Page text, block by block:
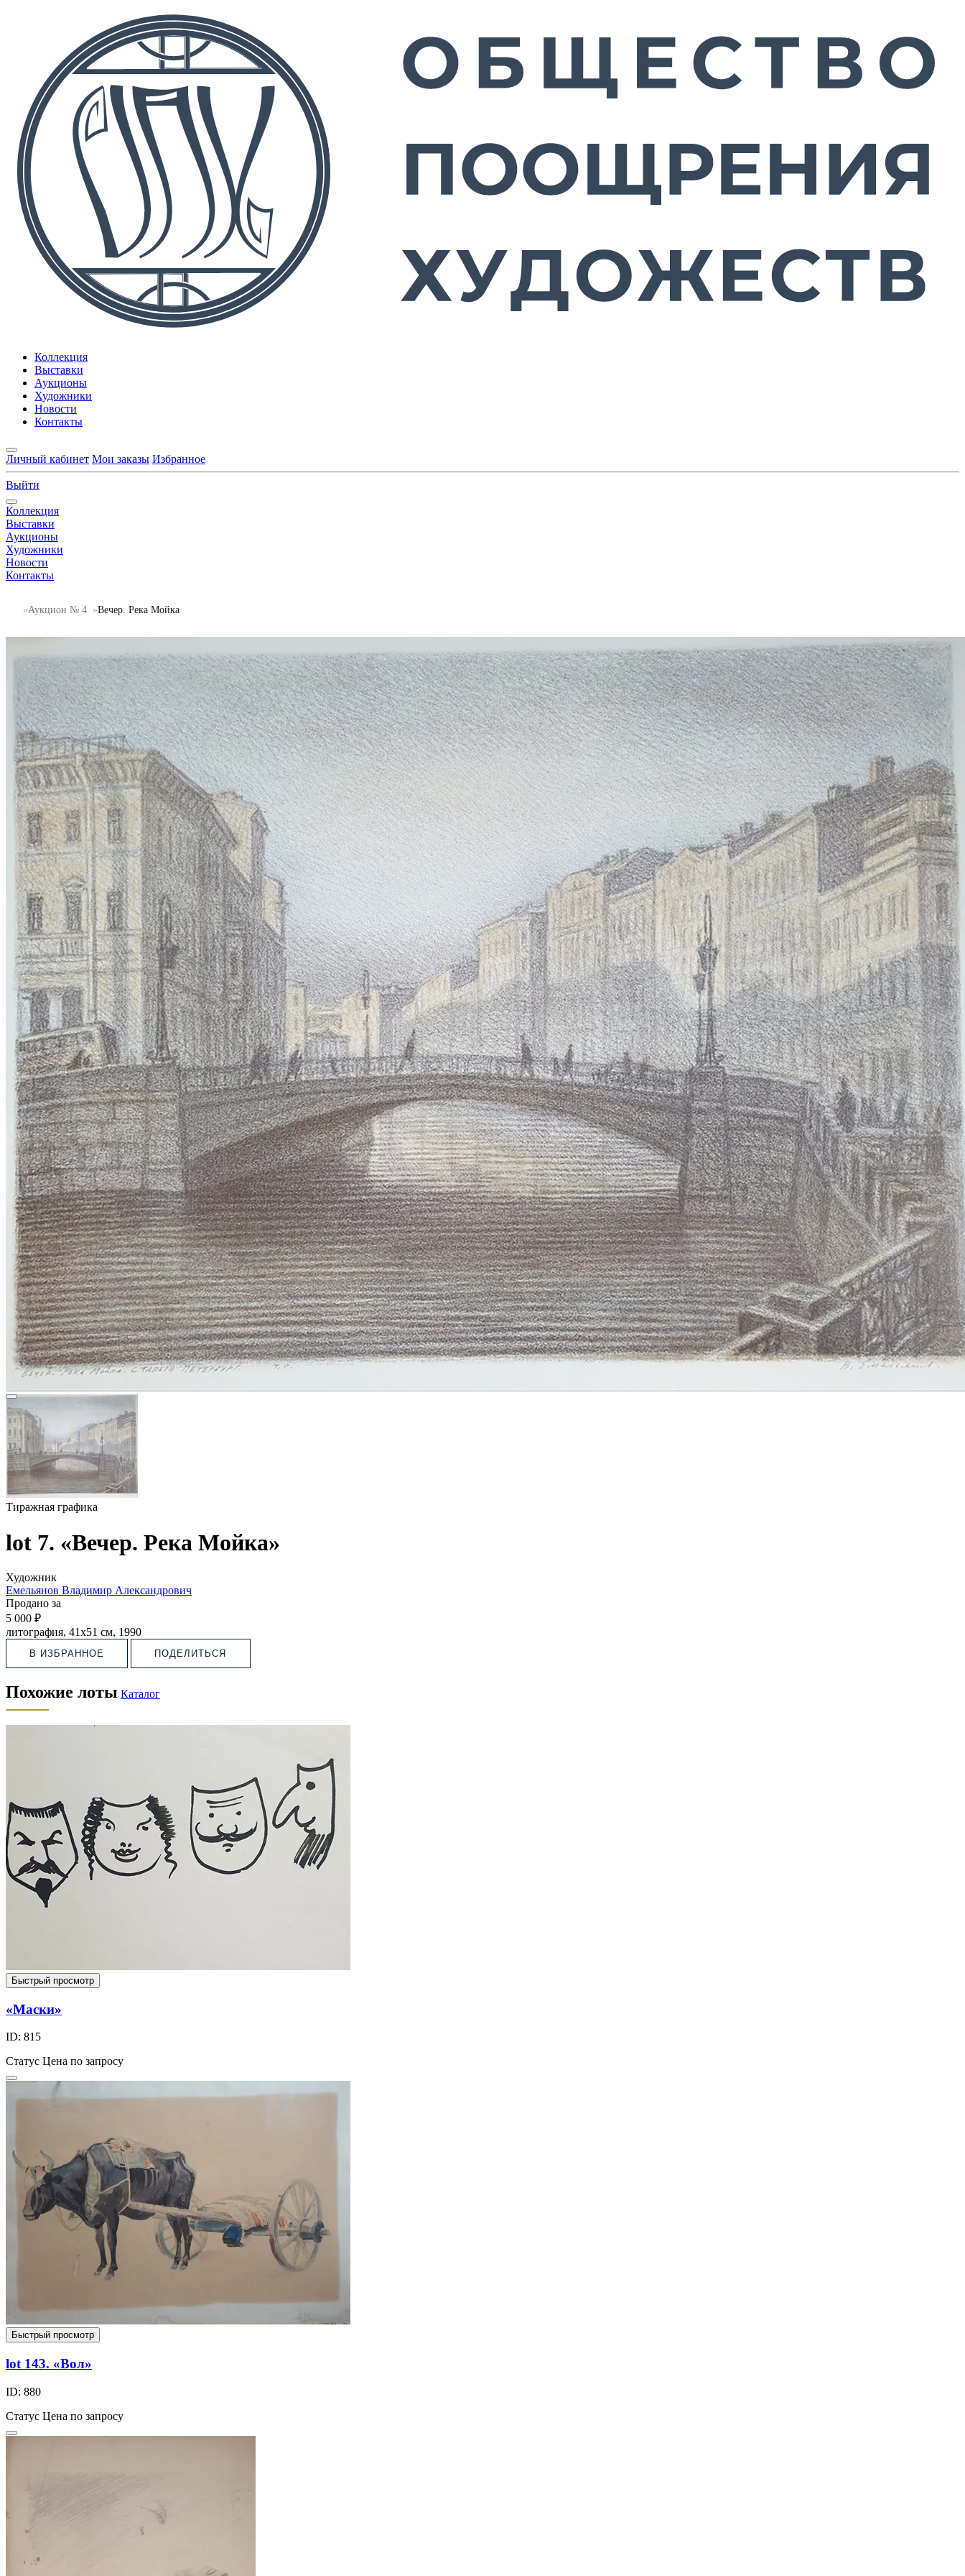
Коллекция
Выставки
Аукционы
Художники
Новости
Контакты
Личный кабинет Мои заказы Избранное
Выйти
Коллекция
Выставки
Аукционы
Художники
Новости
Контакты
Аукцион № 4 Вечер. Река Мойка
Тиражная графика
lot 7. «Вечер. Река Мойка»
Художник
Емельянов Владимир Александрович
Продано за
5 000 ₽
литография, 41х51 см, 1990
В ИЗБРАННОЕ ПОДЕЛИТЬСЯ
Похожие лоты Каталог
Быстрый просмотр
«Маски»
ID: 815
Статус Цена по запросу
Быстрый просмотр
lot 143. «Вол»
ID: 880
Статус Цена по запросу